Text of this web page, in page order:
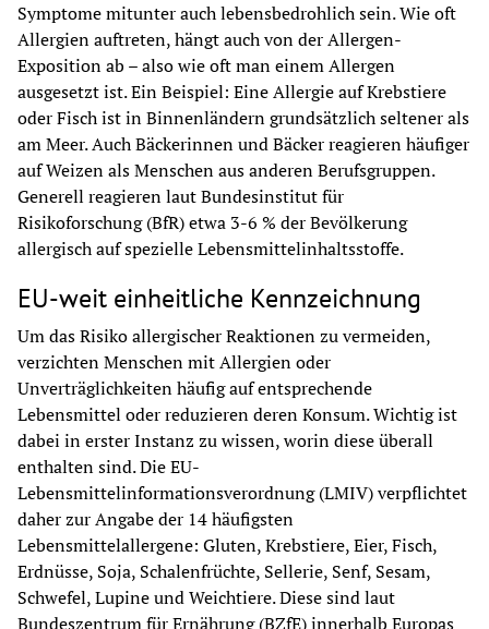
Symptome mitunter auch lebensbedrohlich sein. Wie oft
Allergien auftreten, hängt auch von der Allergen-
Exposition ab – also wie oft man einem Allergen
ausgesetzt ist. Ein Beispiel: Eine Allergie auf Krebstiere
oder Fisch ist in Binnenländern grundsätzlich seltener als
am Meer. Auch Bäckerinnen und Bäcker reagieren häufiger
auf Weizen als Menschen aus anderen Berufsgruppen.
Generell reagieren laut Bundesinstitut für
Risikoforschung (BfR) etwa 3-6 % der Bevölkerung
allergisch auf spezielle Lebensmittelinhaltsstoffe.
EU-weit einheitliche Kennzeichnung
Um das Risiko allergischer Reaktionen zu vermeiden,
verzichten Menschen mit Allergien oder
Unverträglichkeiten häufig auf entsprechende
Lebensmittel oder reduzieren deren Konsum. Wichtig ist
dabei in erster Instanz zu wissen, worin diese überall
enthalten sind. Die EU-
Lebensmittelinformationsverordnung (LMIV) verpflichtet
daher zur Angabe der 14 häufigsten
Lebensmittelallergene: Gluten, Krebstiere, Eier, Fisch,
Erdnüsse, Soja, Schalenfrüchte, Sellerie, Senf, Sesam,
Schwefel, Lupine und Weichtiere. Diese sind laut
Bundeszentrum für Ernährung (BZfE) innerhalb Europas